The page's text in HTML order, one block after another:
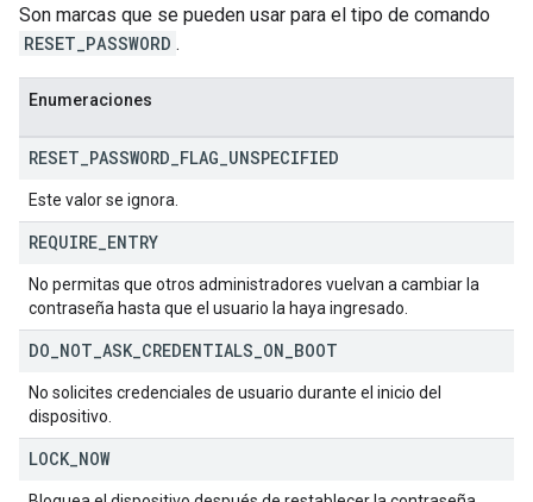
Son marcas que se pueden usar para el tipo de comando
RESET_PASSWORD .
Enumeraciones
RESET PASSWORD FLAG UNSPECIFIED
Este valor se ignora.
REQUIRE ENTRY
No permitas que otros administradores vuelvan a cambiar la
contraseña hasta que el usuario la haya ingresado.
DO NOT ASK CREDENTIALS ON BOOT
No solicites credenciales de usuario durante el inicio del
dispositivo.
LOCK NOW